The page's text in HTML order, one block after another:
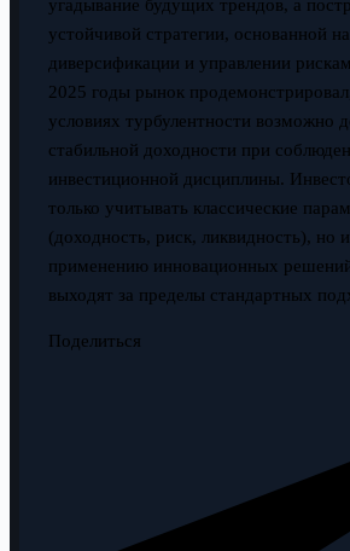
угадывание будущих трендов, а
устойчивой стратегии, основанной
диверсификации и управлении
2025 годы рынок
условиях турбулентности возможно
стабильной доходности при
инвестиционной дисциплины.
только учитывать классические
(доходность, риск, ликвидность), но
применению инновационных
выходят за пределы стандартных
Поделиться